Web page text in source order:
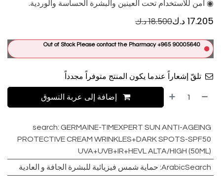
◉ آمن للاستخدام تحت العينين والبشرة الحساسة والوردية.
17.205 د.ك18.500د.ك
Out of Stock Please contact the Pharmacy +965 90005640
تلقّ إشعاراً عندما يكون المنتج متوفراً مجدداً
إضافة إلى عربة التسوق
search:GERMAINE-TIMEXPERT SUN ANTI-AGEING
PROTECTIVE CREAM WRINKLES+DARK SPOTS-SPF50
UVA+UVB+IR+HEVL ALTA/HIGH (50ML)
ArabicSearch
: حماية شمس فيزيائية للبشرة الجافة و العادية